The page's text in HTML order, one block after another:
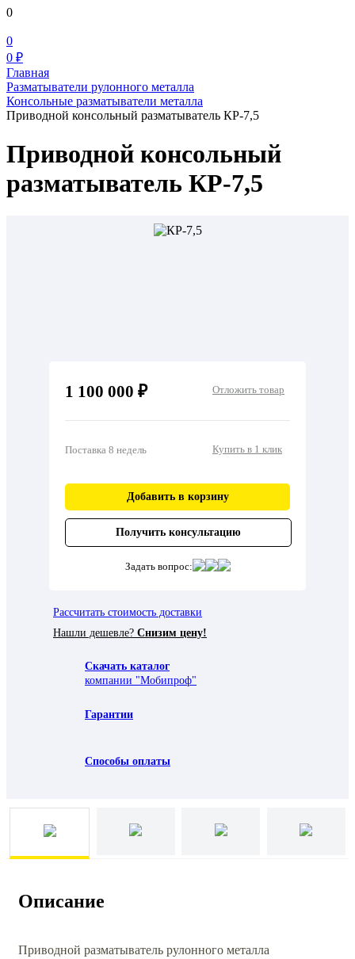
0
0
0 ₽
Главная
Разматыватели рулонного металла
Консольные разматыватели металла
Приводной консольный разматыватель КР-7,5
Приводной консольный
разматыватель КР-7,5
1 100 000 ₽ Отложить товар
Поставка 8 недель Купить в 1 клик
Добавить в корзину
Получить консультацию
Задать вопрос:
Рассчитать стоимость доставки
Нашли дешевле? Снизим цену!
Скачать каталог
компании "Мобипроф"
Гарантии
Способы оплаты
Описание
Приводной разматыватель рулонного металла